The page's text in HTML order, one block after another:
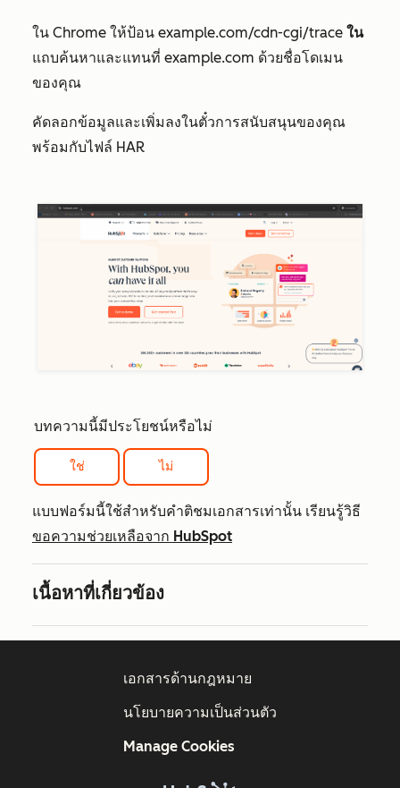
ใน Chrome ให้ป้อน example.com/cdn-cgi/trace ใน
แถบค้นหาและแทนที่ example.com ด้วยชื่อโดเมน
ของคุณ
คัดลอกข้อมูลและเพิ่มลงในตั๋วการสนับสนุนของคุณ
พร้อมกับไฟล์ HAR
บทความนี้มีประโยชน์หรือไม่
ใช่ ไม่
แบบฟอร์มนี้ใช้สำหรับคำติชมเอกสารเท่านั้น เรียนรู้วิธี
ขอความช่วยเหลือจาก HubSpot
เนื้อหาที่เกี่ยวข้อง
เอกสารด้านกฎหมาย
นโยบายความเป็นส่วนตัว
Manage Cookies